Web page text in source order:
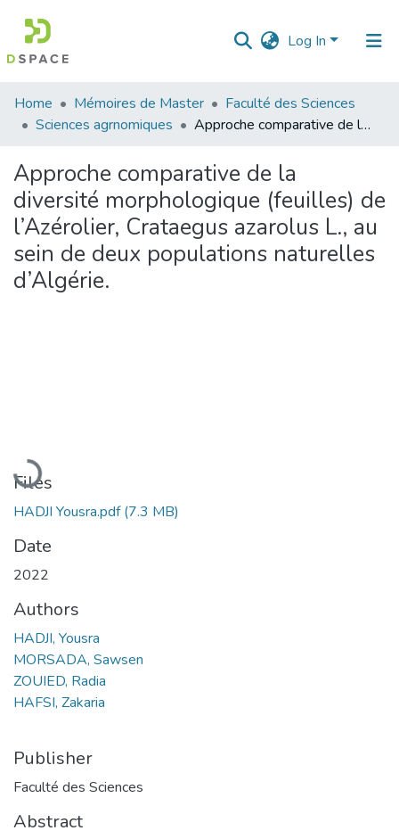
Log In
Communities
&
All of DSpace
Statistics
Home Mémoires de Master
Faculté des Sciences
Sciences agrnomiques
Approche comparative de la diversité morphologique (feuilles) de l’Azérolier, Crataegus azarolus L., au sein de deux populations naturelles d’Algérie.
Approche comparative de la
diversité morphologique (feuilles) de
l’Azérolier, Crataegus azarolus L., au
sein de deux populations naturelles
d’Algérie.
Loading...
Files
HADJI Yousra.pdf(7.3 MB)
Date
2022
Authors
HADJI, Yousra
MORSADA, Sawsen
ZOUIED, Radia
HAFSI, Zakaria
Publisher
Faculté des Sciences
Abstract